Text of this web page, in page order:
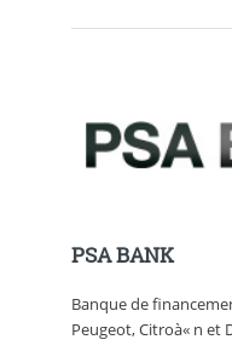
PSA BANK
Banque de
Peugeot, Citroà« n et